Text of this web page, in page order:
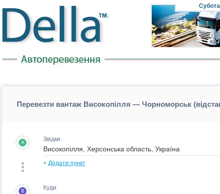
Субота
Перевезти вантаж Високопілля — Чорноморськ
A Звідки
+ Додати пункт
B Куди